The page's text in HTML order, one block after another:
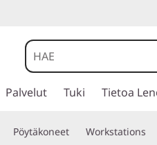
Palvelut Tuki Tietoa
Pöytäkoneet Workstations